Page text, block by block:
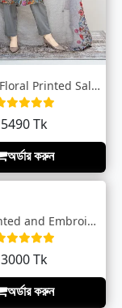
Premium Floral Printed Salwar Kameez by...
5490 Tk
অর্ডার করুন
White Printed and Embroidered Tunic
3000 Tk
অর্ডার করুন